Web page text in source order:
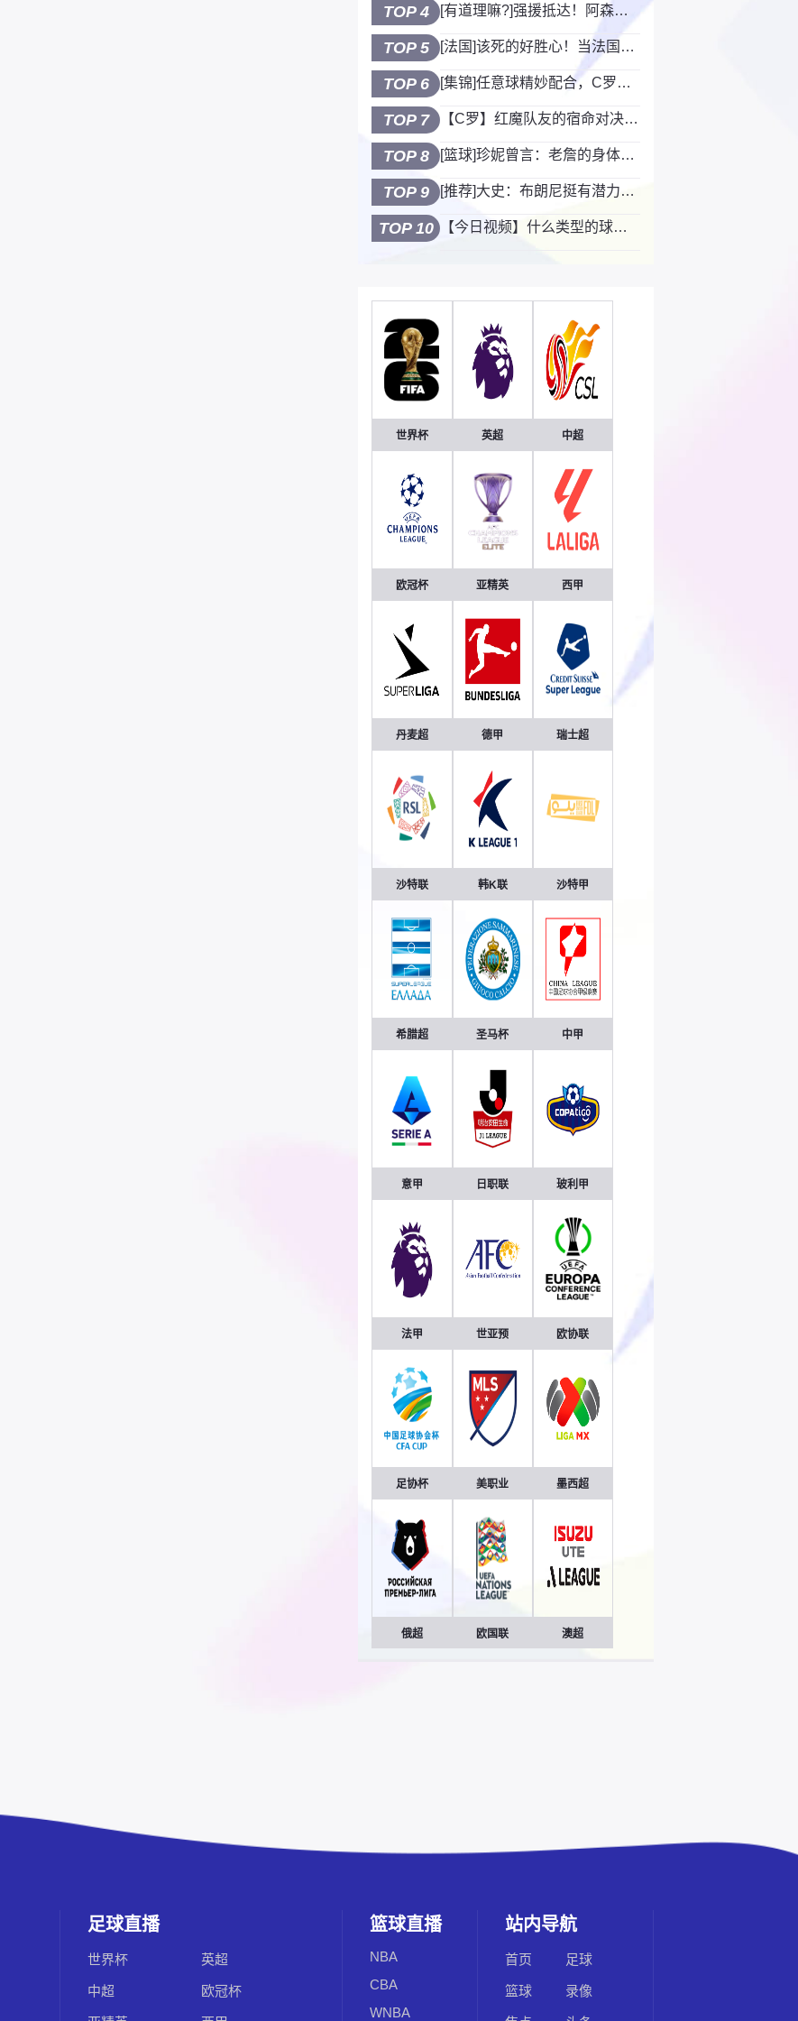
TOP 4 [有道理嘛?]强援抵达！阿森纳四人组与英格兰队会合！
TOP 5 [法国]该死的好胜心！当法国的顶级球员们开始在训练中较真……
TOP 6 [集锦]任意球精妙配合，C罗前插打门遗憾被扑！解说：B费挑的刚刚合适！
TOP 7 【C罗】红魔队友的宿命对决：当事人重谈鲁尼红牌与C罗的那个眨眼
TOP 8 [篮球]珍妮曾言：老詹的身体强壮无比像一列火车，朝我冲来我会尖叫的
TOP 9 [推荐]大史：布朗尼挺有潜力，骑士可以整来培养
TOP 10 【今日视频】什么类型的球员不会被交易？大史：福克斯啊，他是最安稳的！
世界杯 英超 中超
欧冠杯 亚精英 西甲
丹麦超 德甲 瑞士超
沙特联 韩K联 沙特甲
希腊超 圣马杯 中甲
意甲 日职联 玻利甲
法甲 世亚预 欧协联
足协杯 美职业 墨西超
俄超 欧国联 澳超
足球直播
世界杯 英超
中超 欧冠杯
篮球直播
NBA
CBA
WNBA
站内导航
首页 足球
篮球 录像